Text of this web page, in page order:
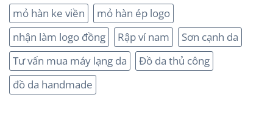
mỏ hàn ke viền
mỏ hàn ép logo
nhận làm logo đồng
Rập ví nam
Sơn cạnh da
Tư vấn mua máy lạng da
Đồ da thủ công
đồ da handmade